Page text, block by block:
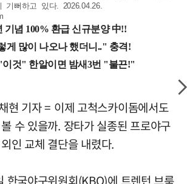
기뻐하고 있다. 2026.04.26.
현 기자 = 이제 고척스카이돔에서도
수 있을까. 장타가 실종된 프로야구
인 교체 결단을 내렸다.
한국야구위원회(KBO)에 트렌턴 브룩